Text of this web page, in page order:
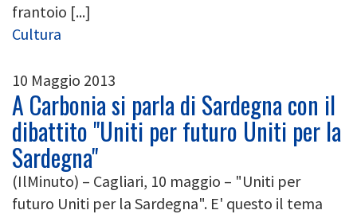
frantoio [...]
Cultura
10 Maggio 2013
A Carbonia si parla di Sardegna con il
dibattito "Uniti per futuro Uniti per la
Sardegna"
(IlMinuto) – Cagliari, 10 maggio – "Uniti per
futuro Uniti per la Sardegna". E' questo il tema